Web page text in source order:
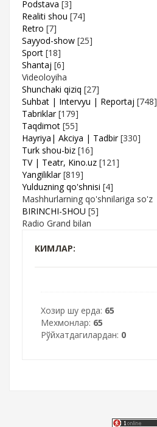
Podstava [3]
Realiti shou [74]
Retro [7]
Sayyod-show [25]
Sport [18]
Shantaj [6]
Videoloyiha
Shunchaki qiziq [27]
Suhbat | Intervyu | Reportaj [748]
Tabriklar [179]
Taqdimot [55]
Hayriya| Akciya | Tadbir [330]
Turk shou-biz [16]
TV | Teatr, Kino.uz [121]
Yangiliklar [819]
Yulduzning qo'shnisi [4]
Mashhurlarning qo'shnilariga so'z
BIRINCHI-SHOU [5]
Radio Grand bilan
КИМЛАР:
Хозир шу ерда: 65
Мехмонлар: 65
Рўйхатдагилардан: 0